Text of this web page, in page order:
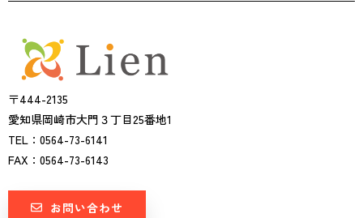
〒444-2135
愛知県岡崎市大門３丁目25番地1
TEL：0564-73-6141
FAX：0564-73-6143
お問い合わせ